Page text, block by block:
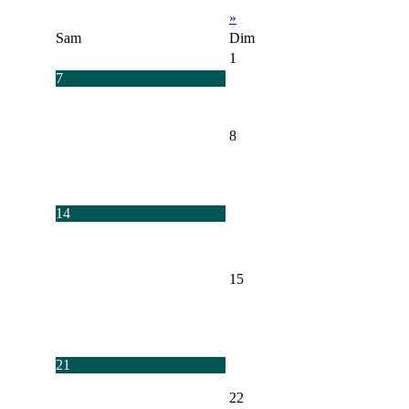
»
Sam
Dim
1
7
8
14
15
21
22